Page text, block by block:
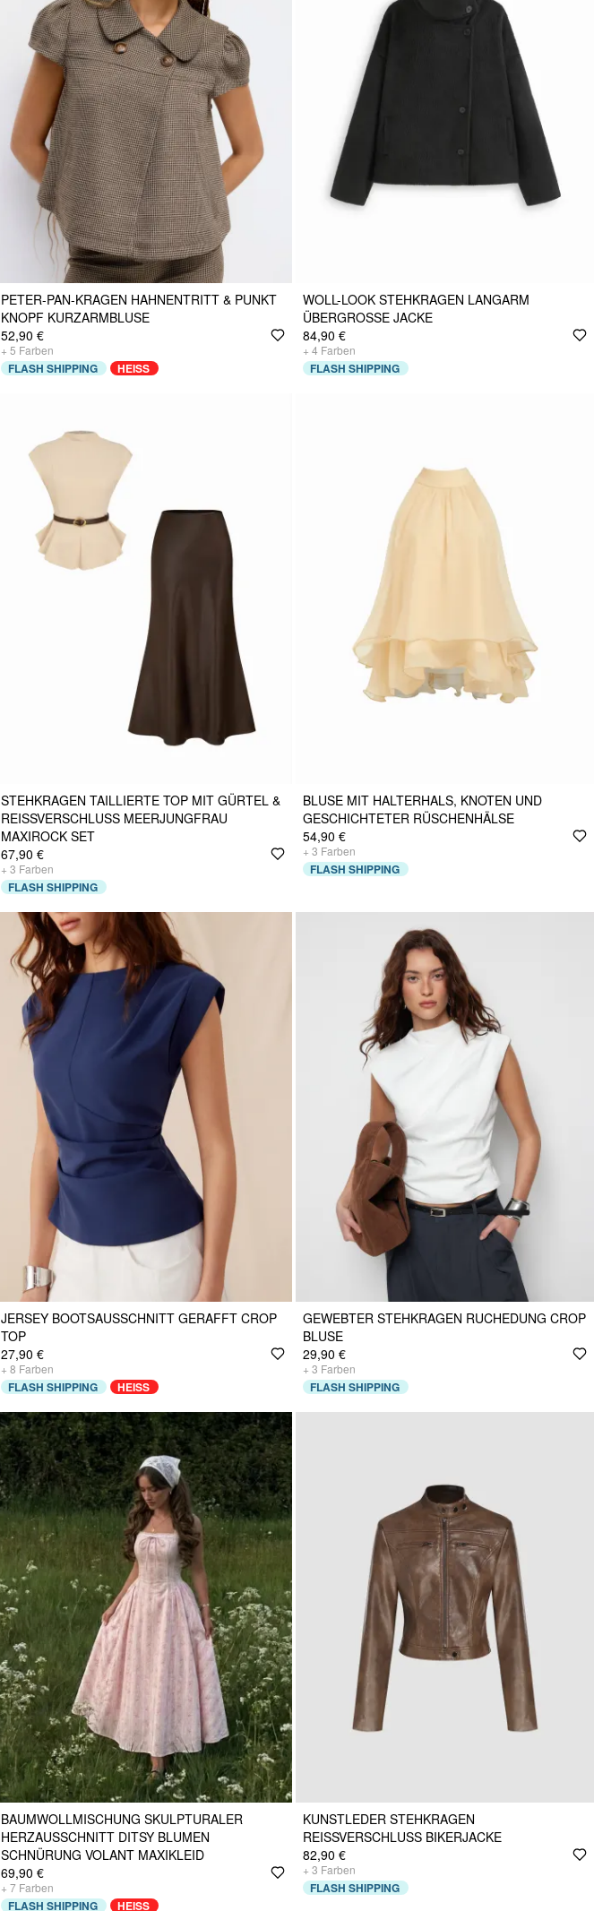
PETER-PAN-KRAGEN HAHNENTRITT & PUNKT
KNOPF KURZARMBLUSE
52,90 €
+ 5 Farben
FLASH SHIPPING HEISS
WOLL-LOOK STEHKRAGEN LANGARM
ÜBERGROSSE JACKE
84,90 €
+ 4 Farben
FLASH SHIPPING
STEHKRAGEN TAILLIERTE TOP MIT GÜRTEL &
REISSVERSCHLUSS MEERJUNGFRAU M
AXIROCK SET
67,90 €
+ 3 Farben
FLASH SHIPPING
BLUSE MIT HALTERHALS, KNOTEN UND
GESCHICHTETER RÜSCHENHÄLSE
54,90 €
+ 3 Farben
FLASH SHIPPING
JERSEY BOOTSAUSSCHNITT GERAFFT CROP
TOP
27,90 €
+ 8 Farben
FLASH SHIPPING HEISS
GEWEBTER STEHKRAGEN RUCHEDUNG CROP
BLUSE
29,90 €
+ 3 Farben
FLASH SHIPPING
BAUMWOLLMISCHUNG SKULPTURALER
HERZAUSSCHNITT DITSY BLUMEN
SCHNÜRUNG VOLANT MAXIKLEID
69,90 €
+ 7 Farben
FLASH SHIPPING HEISS
KUNSTLEDER STEHKRAGEN
REISSVERSCHLUSS BIKERJACKE
82,90 €
+ 3 Farben
FLASH SHIPPING